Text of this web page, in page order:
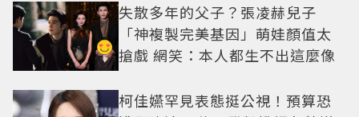
失散多年的父子？張凌赫兒子
「神複製完美基因」萌娃顏值太
搶戲 網笑：本人都生不出這麼像
柯佳嬿罕見表態挺公視！預算恐